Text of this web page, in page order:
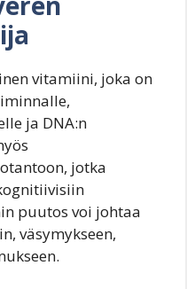
vitamiini, joka on
ja DNA:n
jotka
puutos voi johtaa
väsymykseen,